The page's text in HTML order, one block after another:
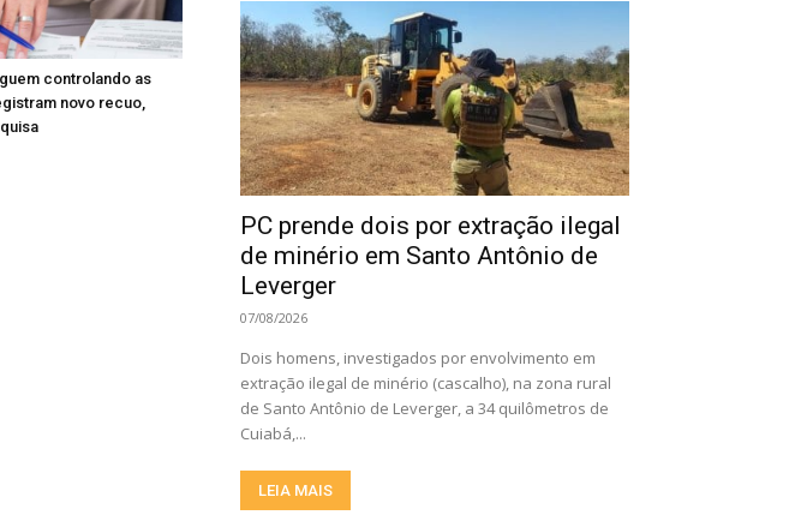
controlando as
novo recuo,
PC prende dois por extração ilegal
de minério em Santo Antônio de
Leverger
07/08/2026
Dois homens, investigados por envolvimento em
extração ilegal de minério (cascalho), na zona rural
de Santo Antônio de Leverger, a 34 quilômetros de
Cuiabá,...
LEIA MAIS